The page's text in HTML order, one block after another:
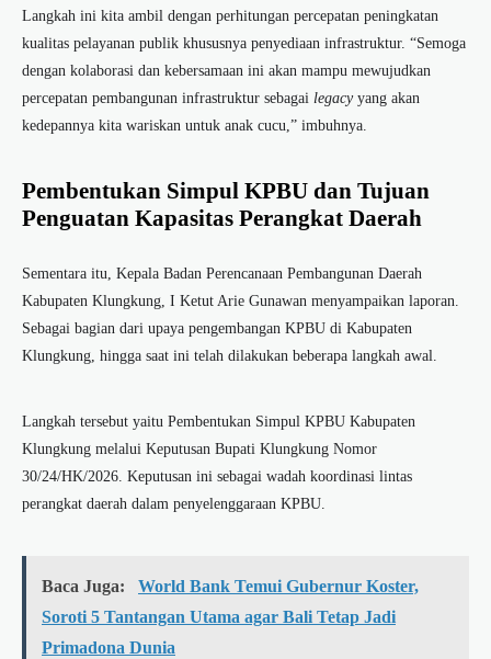
Langkah ini kita ambil dengan perhitungan percepatan peningkatan
kualitas pelayanan publik khususnya penyediaan infrastruktur. “Semoga
dengan kolaborasi dan kebersamaan ini akan mampu mewujudkan
percepatan pembangunan infrastruktur sebagai legacyyang akan
kedepannya kita wariskan untuk anak cucu,” imbuhnya.
Pembentukan Simpul KPBU dan Tujuan
Penguatan Kapasitas Perangkat Daerah
Sementara itu, Kepala Badan Perencanaan Pembangunan Daerah
Kabupaten Klungkung, I Ketut Arie Gunawan menyampaikan laporan.
Sebagai bagian dari upaya pengembangan KPBU di Kabupaten
Klungkung, hingga saat ini telah dilakukan beberapa langkah awal.
Langkah tersebut yaitu Pembentukan Simpul KPBU Kabupaten
Klungkung melalui Keputusan Bupati Klungkung Nomor
30/24/HK/2026. Keputusan ini sebagai wadah koordinasi lintas
perangkat daerah dalam penyelenggaraan KPBU.
Baca Juga:
World Bank Temui Gubernur Koster,
Soroti 5 Tantangan Utama agar Bali Tetap Jadi
Primadona Dunia